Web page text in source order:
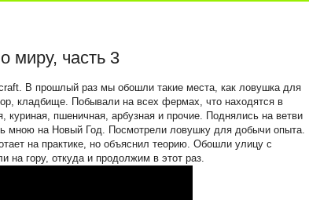
миру, часть 3
В прошлый раз мы обошли такие места, как ловушка для
кладбище. Побывали на всех фермах, что находятся в
куриная, пшеничная, арбузная и прочие. Поднялись на ветви
мною на Новый Год. Посмотрели ловушку для добычи опыта.
на практике, но объяснил теорию. Обошли улицу с
гору, откуда и продолжим в этот раз.